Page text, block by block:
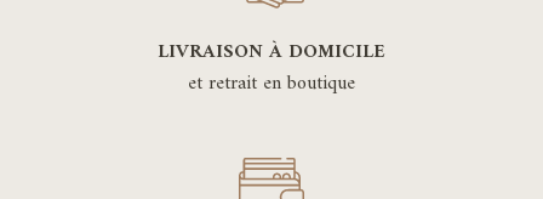
LIVRAISON À DOMICILE
et retrait en boutique